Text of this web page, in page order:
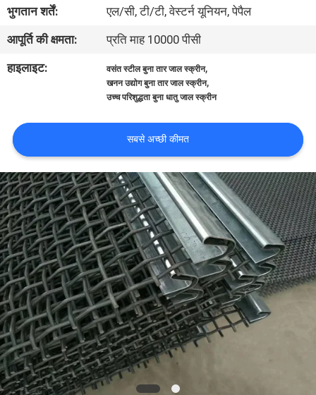
गुणवत्ता
नियंत्रण
करें
समाचार
मामले
साइटमैप
PRIVACY
POLICY
भुगतान शर्तें:
एल/सी, टी/टी, वेस्टर्न यूनियन, पेपैल
आपूर्ति की क्षमता:
प्रति माह 10000 पीसी
हाइलाइट:
वसंत स्टील बुना तार जाल स्क्रीन,
खनन उद्योग बुना तार जाल स्क्रीन,
उच्च परिशुद्धता बुना धातु जाल स्क्रीन
सबसे अच्छी कीमत